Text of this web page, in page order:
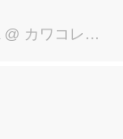
@ カワコレメディア編集部